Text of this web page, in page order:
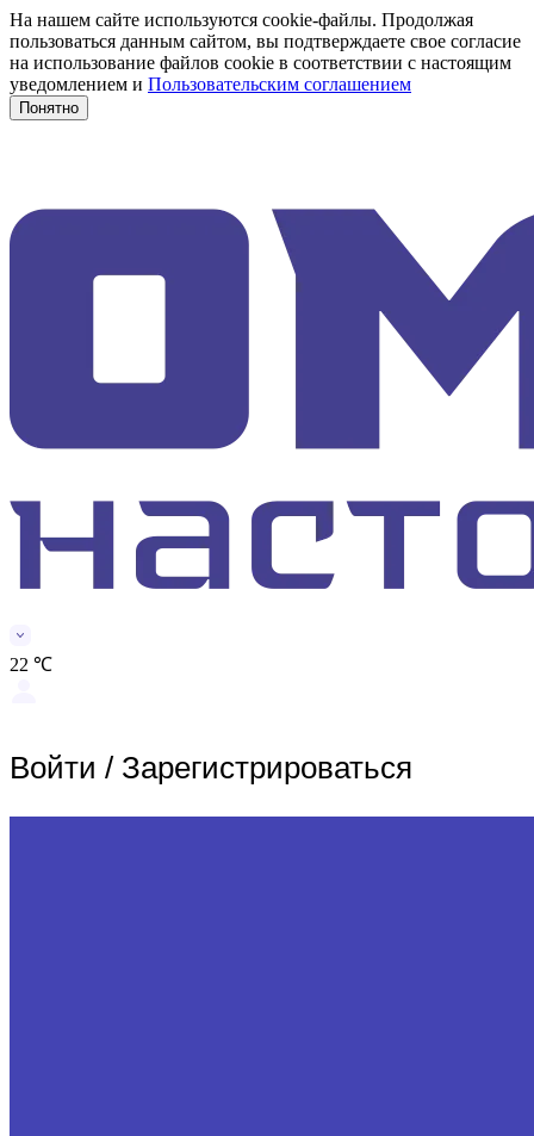
На нашем сайте используются cookie-файлы. Продолжая
пользоваться данным сайтом, вы подтверждаете свое согласие
на использование файлов cookie в соответствии с настоящим
уведомлением и Пользовательским соглашением
Понятно
22 ℃
Войти / Зарегистрироваться